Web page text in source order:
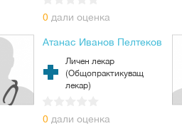
0 дали оценка
Атанас Иванов Пелтеков
Личен лекар
(Общопрактикуващ
лекар)
0 дали оценка